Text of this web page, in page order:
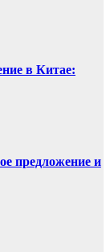
в Китае:
предложение и